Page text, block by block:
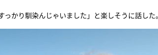
かり馴染んじゃいました」と楽しそうに話した。